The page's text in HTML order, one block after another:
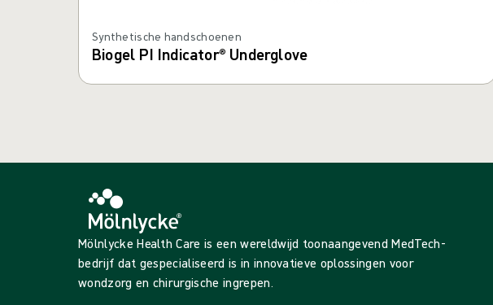
Synthetische handschoenen
Biogel PI Indicator® Underglove
Mölnlycke Health Care is een wereldwijd toonaangevend MedTech-
bedrijf dat gespecialiseerd is in innovatieve oplossingen voor
wondzorg en chirurgische ingrepen.